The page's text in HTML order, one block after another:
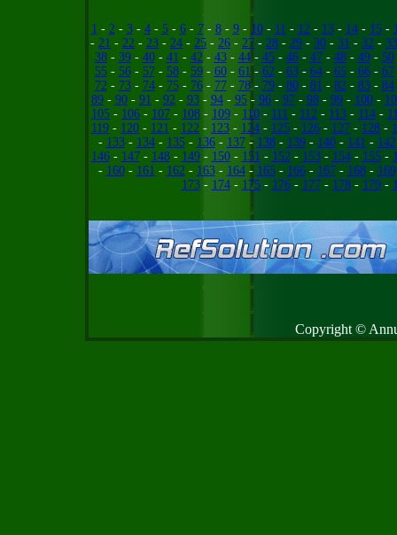
1 - 2- 3- 4- 5- 6- 7- 8- 9- 10- 11 - 12- 13- 14- 15-
- 21 - 22 - 23 - 24 - 25 - 26 - 27 - 28 - 29 - 30 - 31 - 32 - 33
38- 39- 40- 41 - 42- 43- 44- 45- 46- 47- 48- 49- 50
55- 56- 57- 58- 59- 60- 61 - 62- 63- 64- 65- 66- 67
72- 73- 74- 75- 76- 77- 78- 79- 80- 81 - 82- 83- 84
89- 90- 91 - 92- 93- 94- 95- 96- 97- 98- 99- 100-
105 - 106 - 107 - 108 - 109 - 110 - 111 - 112 - 113 - 114 -
119 - 120 - 121 - 122 - 123 - 124 - 125 - 126 - 127 - 128 -
- 133- 134- 135- 136- 137- 138- 139- 140- 141 - 142
146- 147- 148- 149- 150- 151 - 152- 153- 154- 155-
- 160- 161 - 162- 163- 164- 165- 166- 167- 168- 169
173- 174- 175- 176- 177- 178- 179-
Copyright ©